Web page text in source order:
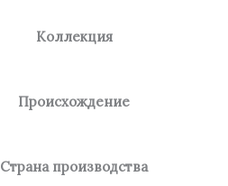
Коллекция
Происхождение
Страна производства